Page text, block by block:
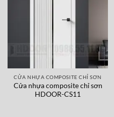
CỬA NHỰA COMPOSITE CHỈ SƠN
Cửa nhựa composite chỉ sơn
HDOOR-CS11